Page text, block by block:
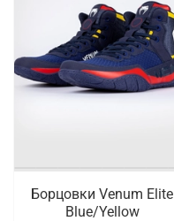
Борцовки Venum Elite
Blue/Yellow